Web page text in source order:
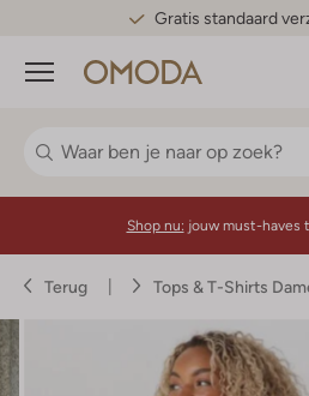
Gratis standaard
Menu
Shop nu: jouw must-haves
Terug Tops & T-Shirts